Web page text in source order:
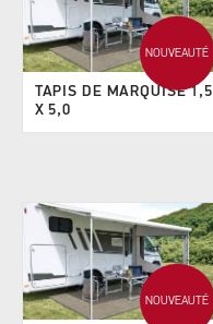
NOUVEAUTÉ
TAPIS DE MARQUISE 1,5
X 5,0
NOUVEAUTÉ